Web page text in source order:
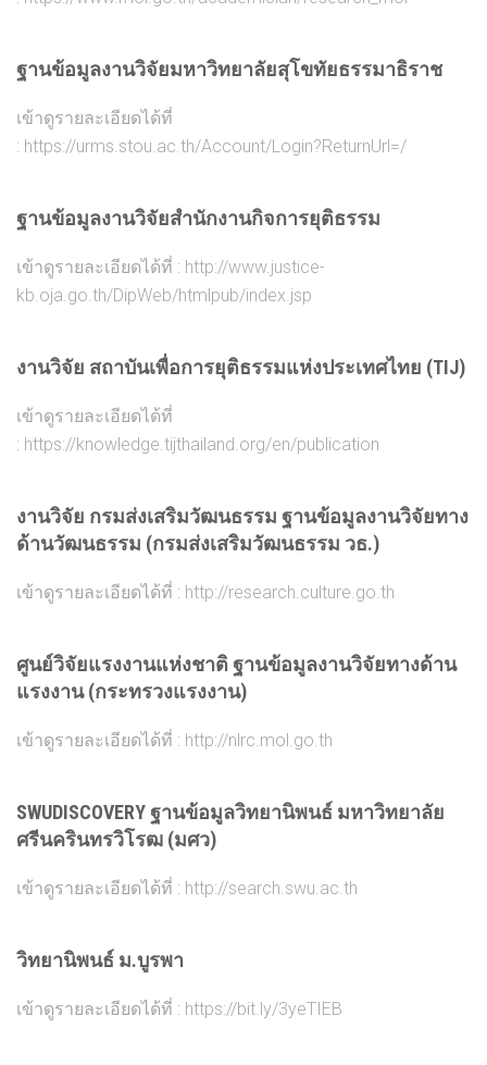
ฐานข้อมูลงานวิจัยมหาวิทยาลัยสุโขทัยธรรมาธิราช
เข้าดูรายละเอียดได้ที่
: https://urms.stou.ac.th/Account/Login?ReturnUrl=/
ฐานข้อมูลงานวิจัยสำนักงานกิจการยุติธรรม
เข้าดูรายละเอียดได้ที่ : http://www.justice-
kb.oja.go.th/DipWeb/htmlpub/index.jsp
งานวิจัย สถาบันเพื่อการยุติธรรมแห่งประเทศไทย (TIJ)
เข้าดูรายละเอียดได้ที่
: https://knowledge.tijthailand.org/en/publication
งานวิจัย กรมส่งเสริมวัฒนธรรม ฐานข้อมูลงานวิจัยทาง
ด้านวัฒนธรรม (กรมส่งเสริมวัฒนธรรม วธ.)
เข้าดูรายละเอียดได้ที่ : http://research.culture.go.th
ศูนย์วิจัยแรงงานแห่งชาติ ฐานข้อมูลงานวิจัยทางด้าน
แรงงาน (กระทรวงแรงงาน)
เข้าดูรายละเอียดได้ที่ : http://nlrc.mol.go.th
SWUDISCOVERY ฐานข้อมูลวิทยานิพนธ์ มหาวิทยาลัย
ศรีนครินทรวิโรฒ (มศว)
เข้าดูรายละเอียดได้ที่ : http://search.swu.ac.th
วิทยานิพนธ์ ม.บูรพา
เข้าดูรายละเอียดได้ที่ : https://bit.ly/3yeTIEB